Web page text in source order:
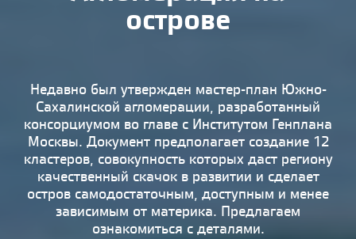
Исследование
Результаты конкурса
Книги
Наследие Образование
Урбанистика
Эко
острове
Недавно был утвержден мастер-план Южно-
Сахалинской агломерации, разработанный
консорциумом во главе с Институтом Генплана
Москвы. Документ предполагает создание 12
кластеров, совокупность которых даст региону
качественный скачок в развитии и сделает
остров самодостаточным, доступным и менее
зависимым от материка. Предлагаем
ознакомиться с деталями.